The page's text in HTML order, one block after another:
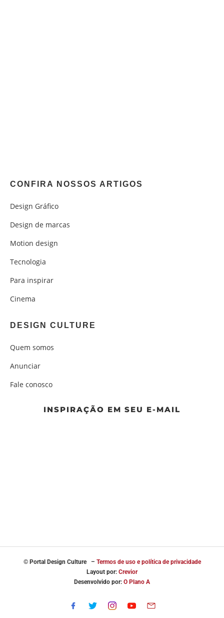
CONFIRA NOSSOS ARTIGOS
Design Gráfico
Design de marcas
Motion design
Tecnologia
Para inspirar
Cinema
DESIGN CULTURE
Quem somos
Anunciar
Fale conosco
INSPIRAÇÃO EM SEU E-MAIL
© Portal Design Culture – Termos de uso e política de privacidade
Layout por: Crevior
Desenvolvido por: O Plano A